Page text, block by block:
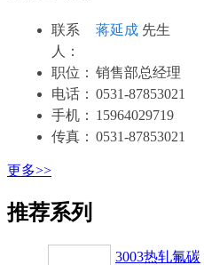
联系
人：
蒋延成 先生
职位： 销售部总经理
电话： 0531-87853021
手机： 15964029719
传真： 0531-87853021
更多>>
推荐系列
3003热轧氟碳